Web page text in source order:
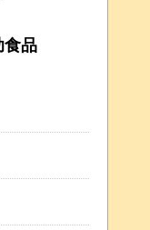
食品